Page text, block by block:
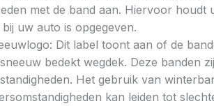
met de band aan. Hiervoor houdt
bij uw auto is opgegeven.
Dit label toont aan of de
bedekt wegdek. Deze banden
Het gebruik van
kan leiden tot